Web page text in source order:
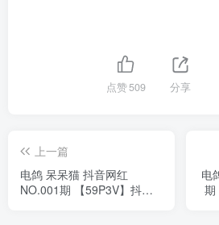
点赞509 分享
上一篇
电鸽 呆呆猫 抖音网红
NO.001期 【59P3V】抖音
电
期